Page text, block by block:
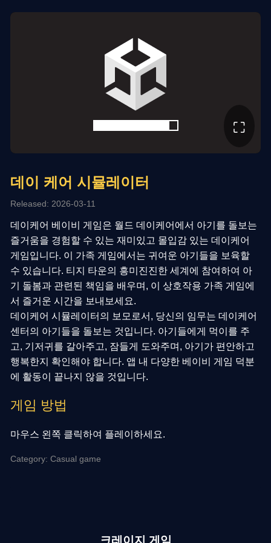
⛶
데이 케어 시뮬레이터
Released: 2026-03-11
데이케어 베이비 게임은 월드 데이케어에서 아기를 돌보는
즐거움을 경험할 수 있는 재미있고 몰입감 있는 데이케어
게임입니다. 이 가족 게임에서는 귀여운 아기들을 보육할
수 있습니다. 티지 타운의 흥미진진한 세계에 참여하여 아
기 돌봄과 관련된 책임을 배우며, 이 상호작용 가족 게임에
서 즐거운 시간을 보내보세요.
데이케어 시뮬레이터의 보모로서, 당신의 임무는 데이케어
센터의 아기들을 돌보는 것입니다. 아기들에게 먹이를 주
고, 기저귀를 갈아주고, 잠들게 도와주며, 아기가 편안하고
행복한지 확인해야 합니다. 앱 내 다양한 베이비 게임 덕분
에 활동이 끝나지 않을 것입니다.
게임 방법
마우스 왼쪽 클릭하여 플레이하세요.
Category: Casual game